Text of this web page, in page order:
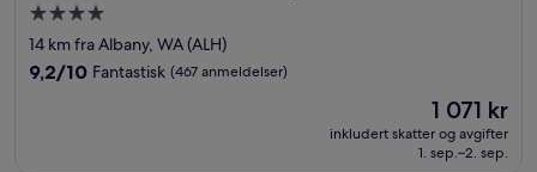
Overnattingssted
med
4.0
stjerner
14 km fra Albany, WA (ALH)
9.2
9,2/10 Fantastisk (467 anmeldelser)
Prisen
1 071 kr
1 071 kr
inkludert skatter og avgifter
1. sep.–2. sep.